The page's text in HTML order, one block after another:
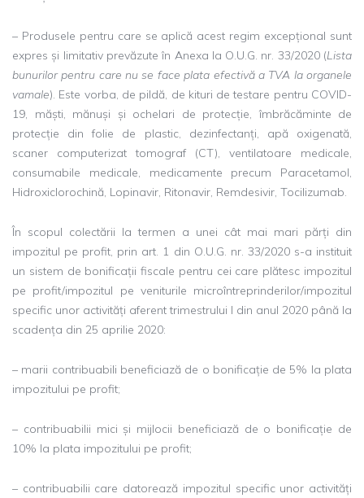
– Produsele pentru care se aplică acest regim excepțional sunt
expres și limitativ prevăzute în Anexa la O.U.G. nr. 33/2020 (Lista
bunurilor pentru care nu se face plata efectivă a TVA la organele
vamale). Este vorba, de pildă, de kituri de testare pentru COVID-
19, măști, mănuși și ochelari de protecție, îmbrăcăminte de
protecție din folie de plastic, dezinfectanți, apă oxigenată,
scaner computerizat tomograf (CT), ventilatoare medicale,
consumabile medicale, medicamente precum Paracetamol,
Hidroxiclorochină, Lopinavir, Ritonavir, Remdesivir, Tocilizumab.
În scopul colectării la termen a unei cât mai mari părți din
impozitul pe profit, prin art. 1 din O.U.G. nr. 33/2020 s-a instituit
un sistem de bonificații fiscale pentru cei care plătesc impozitul
pe profit/impozitul pe veniturile microîntreprinderilor/impozitul
specific unor activități aferent trimestrului I din anul 2020 până la
scadența din 25 aprilie 2020:
– marii contribuabili beneficiază de o bonificație de 5% la plata
impozitului pe profit;
– contribuabilii mici și mijlocii beneficiază de o bonificație de
10% la plata impozitului pe profit;
– contribuabilii care datorează impozitul specific unor activități